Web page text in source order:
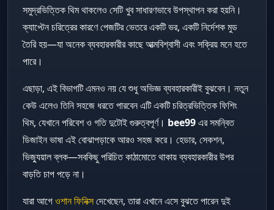
সমুদ্রভিত্তিক থিম থাকলেও সেটি খুব সাধারণভাবে উপস্থাপন করা হয়নি।
ক্যাপ্টেন চরিত্রের কারণে পেজটির ভেতরে একটি ভর, একটি নির্দেশক মুড
তৈরি হয়—যা অনেক ব্যবহারকারীর কাছে আত্মবিশ্বাসী এবং সক্রিয় মনে হতে
পারে।
এছাড়া, এই বিভাগটি এমনও নয় যে শুধু অভিজ্ঞ ব্যবহারকারীই বুঝবেন। নতুন
কেউ এলেও তিনি সহজে ধরতে পারবেন এটি একটি চরিত্রভিত্তিক ফিশিং
থিম, যেখানে পরিবেশ ও গতি দুটোই গুরুত্বপূর্ণ। bee99এর সমন্বিত
ডিজাইন ভাষা এই বোঝাপড়াকে আরও সহজ করে। হেডার, সেকশন,
ভিজ্যুয়াল ব্লক—সবকিছু পরিচিত কাঠামোতে থাকায় ব্যবহারকারীর উপর
বাড়তি চাপ পড়ে না।
যারা আগেওশান ফিনিক্সদেখেছেন, তারা এখানে এসে বুঝতে পারেন দুই